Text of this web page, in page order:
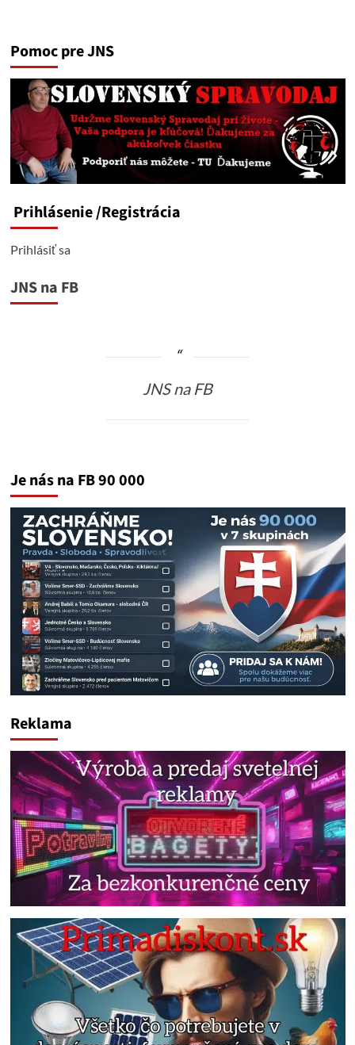
Pomoc pre JNS
Prihlásenie/Registrácia
Prihlásiť sa
JNS na FB
JNS na FB
Je nás na FB 90 000
Reklama